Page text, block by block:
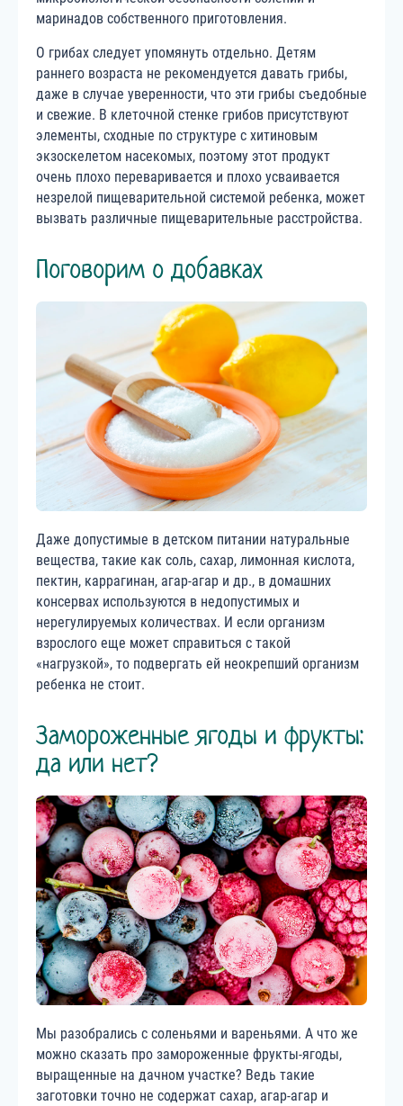
маринадов собственного приготовления.
О грибах следует упомянуть отдельно. Детям
раннего возраста не рекомендуется давать грибы,
даже в случае уверенности, что эти грибы съедобные
и свежие. В клеточной стенке грибов присутствуют
элементы, сходные по структуре с хитиновым
экзоскелетом насекомых, поэтому этот продукт
очень плохо переваривается и плохо усваивается
незрелой пищеварительной системой ребенка, может
вызвать различные пищеварительные расстройства.
Поговорим о добавках
Даже допустимые в детском питании натуральные
вещества, такие как соль, сахар, лимонная кислота,
пектин, каррагинан, агар-агар и др., в домашних
консервах используются в недопустимых и
нерегулируемых количествах. И если организм
взрослого еще может справиться с такой
«нагрузкой», то подвергать ей неокрепший организм
ребенка не стоит.
Замороженные ягоды и фрукты:
да или нет?
Мы разобрались с соленьями и вареньями. А что же
можно сказать про замороженные фрукты-ягоды,
выращенные на дачном участке? Ведь такие
заготовки точно не содержат сахар, агар-агар и